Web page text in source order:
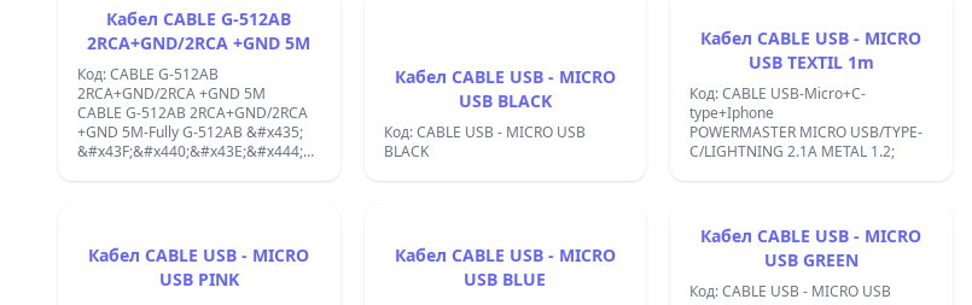
Кабел CABLE G-512AB
2RCA+GND/2RCA +GND 5M
Код: CABLE G-512AB
2RCA+GND/2RCA +GND 5M
CABLE G-512AB 2RCA+GND/2RCA
+GND 5M-Fully G-512AB &#x435;
&#x43F;&#x440;&#x43E;&#x444;&#x435;&#x441;&#x438;&#x43E;&#x43D;&#x430;&#x43B;&#x435;&#x43D;
&#x43F;&#x440;&#x435;&#x434;&#x43D;&#x430;&#x437;&#x43D;&#x430;&#x447;&#x435;&#x43D;
&#x434;&#x430;
&#x443;&#x432;&#x435;&#x43B;&#x438;&#x447;&#x438;
&#x43C;&#x430;&#x43A;&#x441;&#x438;&#x43C;&#x430;&#x43B;&#x43D;&#x43E;
Кабел CABLE USB - MICRO
USB BLACK
Код: CABLE USB - MICRO USB
BLACK
Кaбел CABLE USB - MICRO
USB TEXTIL 1m
Код: CABLE USB-Micro+C-
type+Iphone
POWERMASTER MICRO USB/TYPE-
C/LIGHTNING 2.1A METAL 1.2;
Кабел CABLE USB - MICRO
USB PINK
Кабел CABLE USB - MICRO
USB BLUE
Кабел CABLE USB - MICRO
USB GREEN
Код: CABLE USB - MICRO USB